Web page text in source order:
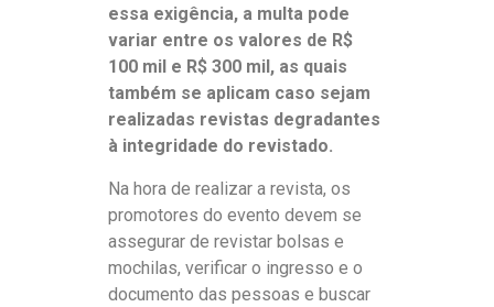
essa exigência, a multa pode
variar entre os valores de R$
100 mil e R$ 300 mil, as quais
também se aplicam caso sejam
realizadas revistas degradantes
à integridade do revistado.
Na hora de realizar a revista, os
promotores do evento devem se
assegurar de revistar bolsas e
mochilas, verificar o ingresso e o
documento das pessoas e buscar